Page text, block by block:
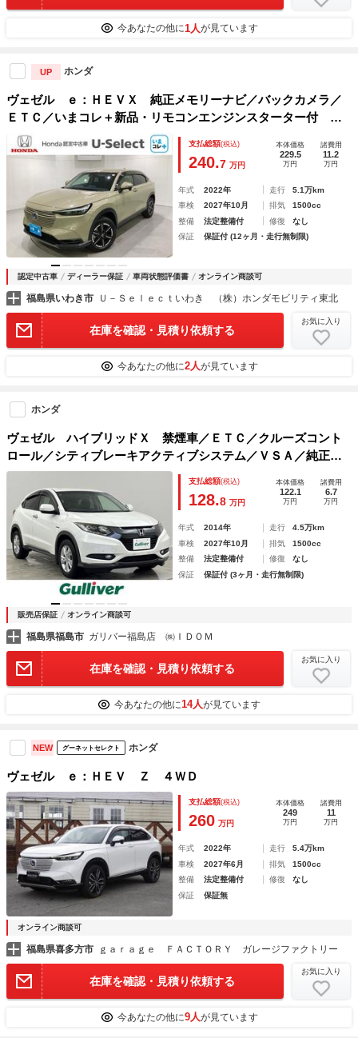
今あなたの他に1人が見ています
UP ホンダ
ヴェゼル ｅ：ＨＥＶＸ 純正メモリーナビ／バックカメラ／
ＥＴＣ／いまコレ＋新品・リモコンエンジンスターター付 光
触媒抗菌消臭施工済 Ｗエアバッグ オートＬＥＤ 盗難防
止 サイドエアバッグ Ｃソナー 地デジ エアコン ＡＵＸ
支払総額(税込)
240.7 万円
本体価格
229.5
万円
諸費用
11.2
万円
年式 2022年 走行
5.1万km
車検
2027年10月 排気
1500cc
整備
法定整備付 修復
なし
保証
保証付 (12ヶ月・走行無制限)
認定中古車 ディーラー保証 車両状態評価書 オンライン商談可
福島県いわき市 Ｕ－Ｓｅｌｅｃｔいわき （株）ホンダモビリティ東北
在庫を確認・見積り依頼する
お気に入り
今あなたの他に2人が見ています
ホンダ
ヴェゼル ハイブリッドＸ 禁煙車／ＥＴＣ／クルーズコント
ロール／シティブレーキアクティブシステム／ＶＳＡ／純正ナ
ビ／バックカメラ／プッシュスタート／スマートキー／スペア
キー／パドルシフト／オートエアコン／オートライト
支払総額(税込)
128.8 万円
本体価格
122.1
万円
諸費用
6.7
万円
年式 2014年 走行
4.5万km
車検
2027年10月 排気
1500cc
整備
法定整備付 修復
なし
保証
保証付 (3ヶ月・走行無制限)
販売店保証 オンライン商談可
福島県福島市 ガリバー福島店 ㈱ＩＤＯＭ
在庫を確認・見積り依頼する
お気に入り
今あなたの他に14人が見ています
NEW グーネットセレクト ホンダ
ヴェゼル ｅ：ＨＥＶ Ｚ ４ＷＤ
支払総額(税込)
260 万円
本体価格
249
万円
諸費用
11
万円
年式 2022年 走行
5.4万km
車検
2027年6月 排気
1500cc
整備
法定整備付 修復
なし
保証
保証無
オンライン商談可
福島県喜多方市 ｇａｒａｇｅ ＦＡＣＴＯＲＹ ガレージファクトリー
在庫を確認・見積り依頼する
お気に入り
今あなたの他に9人が見ています